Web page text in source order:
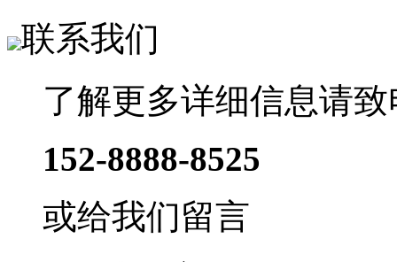
联系我们
了解更多详细信息请致
152-8888-8525
或给我们留言